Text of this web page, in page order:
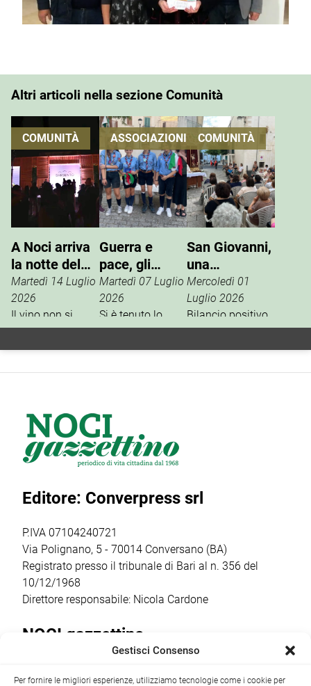
Altri articoli nella sezione Comunità
COMUNITÀ
A Noci arriva
la notte del
vino che si
vive
Martedì 14 Luglio
2026
Il vino non si
degusta. Si vive.
È questo il
firmato Cantine
Barsento che
venerdì 17 luglio,
a partire dalle ore
trasformerà gli
cantina […]
ASSOCIAZIONI
Guerra e
pace, gli
Scout
incontrano
l’ANPI
Martedì 07 Luglio
2026
Si è tenuto lo
scorso 27 giugno
un incontro tra
reparto Orione del
gruppo Scout
Putignano 1, per
parlare di guerra
COMUNITÀ
San Giovanni,
una
tradizione che
si rinnova
Mercoledì 01
Luglio 2026
Bilancio positivo,
la scorsa
settimana, per i
comunità
ricorrenza ha […]
Editore: Converpress srl
P.IVA 07104240721
Via Polignano, 5 - 70014 Conversano (BA)
Registrato presso il tribunale di Bari al n. 356 del
10/12/1968
Direttore responsabile: Nicola Cardone
NOCI gazzettino
Gestisci Consenso
Per fornire le migliori esperienze, utilizziamo tecnologie come i cookie per